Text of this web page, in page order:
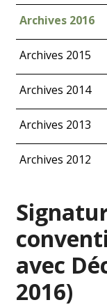
Archives 2016
Archives 2015
Archives 2014
Archives 2013
Archives 2012
avec
2016)